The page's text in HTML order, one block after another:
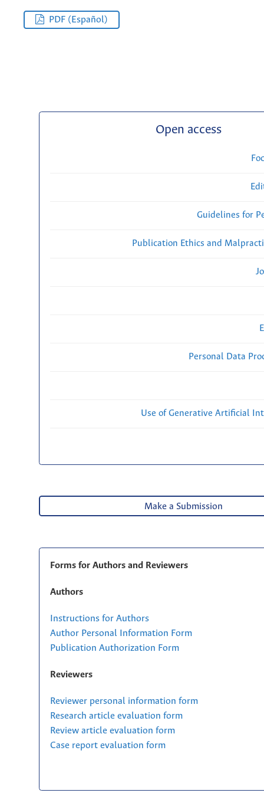
PDF (Español)
Open access
Guidelines for
Publication Ethics and
Personal Data
Use of Generative Artificial
Make a Submission
Forms for Authors and Reviewers
Authors
Instructions for Authors
Author Personal Information Form
Publication Authorization Form
Reviewers
Reviewer personal information form
Research article evaluation form
Review article evaluation form
Case report evaluation form